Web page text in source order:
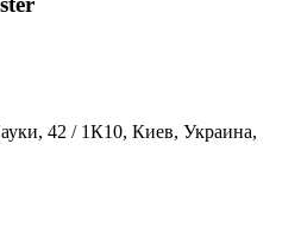
42 / 1К10, Киев, Украина,